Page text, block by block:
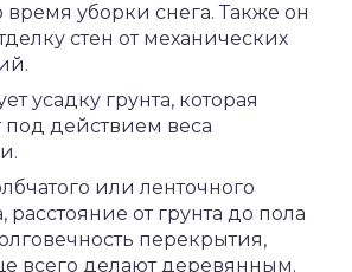
уборки снега. Также он
стен от механических
усадку грунта, которая
под действием веса
или ленточного
от грунта до пола
перекрытия,
всего делают деревянным.